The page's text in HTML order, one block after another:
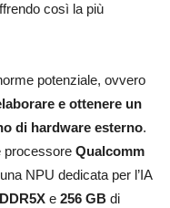
così la più
potenziale, ovvero
e ottenere un
di hardware esterno.
processore Qualcomm
NPU dedicata per l’IA
e 256 GB di